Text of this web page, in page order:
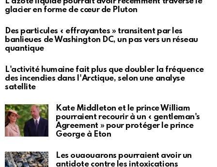
glacier en forme de cœur de Pluton
Des particules « effrayantes » transitent par les
banlieues de Washington DC, un pas vers un réseau
quantique
L'activité humaine fait plus que doubler la fréquence
des incendies dans l'Arctique, selon une analyse
satellite
Kate Middleton et le prince William
pourraient recourir à un « gentleman's
Agreement » pour protéger le prince
George à Eton
Les ouaouarons pourraient avoir un
antidote contre les intoxications